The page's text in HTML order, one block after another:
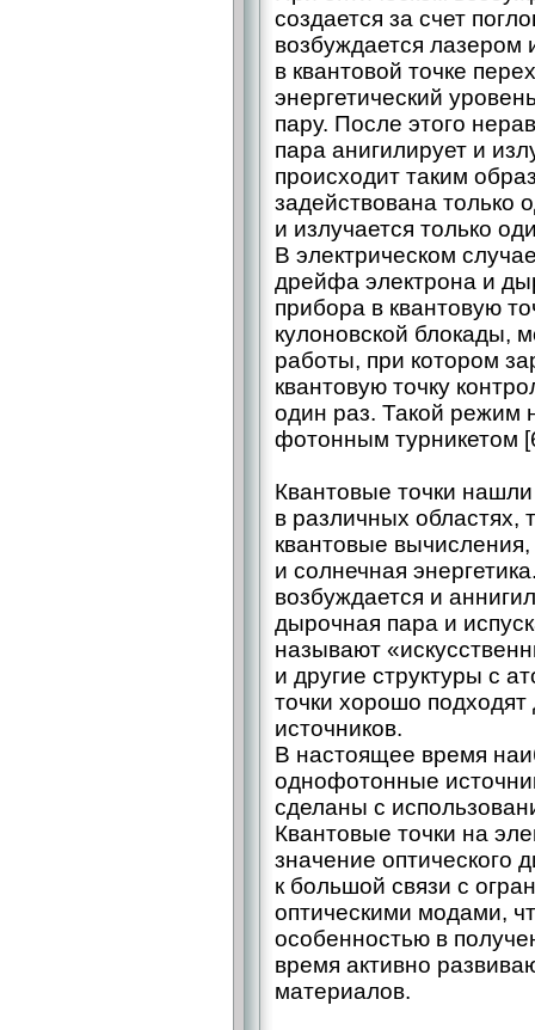
создается за счет
возбуждается лазером
в квантовой точке
энергетический
пару. После этого
пара анигилирует и
происходит таким
задействована только
и излучается только
В электрическом
дрейфа электрона и
прибора в квантовую
кулоновской блокады,
работы, при котором
квантовую точку
один раз. Такой режим
фотонным турникетом
Квантовые точки
в различных областях,
квантовые
и солнечная
возбуждается и
дырочная пара и
называют
и другие структуры с
точки хорошо
источников.
В настоящее время
однофотонные
сделаны с
Квантовые точки на
значение оптического
к большой связи с
оптическими модами,
особенностью в
время активно
материалов.